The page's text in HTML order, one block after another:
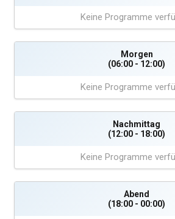
Keine Programme
Morgen
(06:00 - 12:00)
Keine Programme
Nachmittag
(12:00 - 18:00)
Keine Programme
Abend
(18:00 - 00:00)